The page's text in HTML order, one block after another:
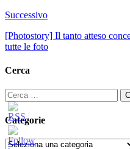
Successivo
[Photostory] Il tanto atteso
tutte le foto
Cerca
Ricerca
per:
Categorie
Categorie